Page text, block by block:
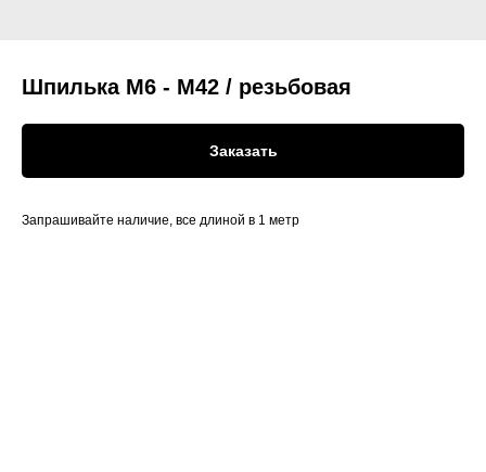
Шпилька М6 - М42 / резьбовая
Заказать
Запрашивайте наличие, все длиной в 1 метр